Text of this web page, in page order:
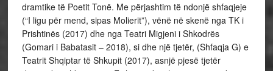
dramtike të Poetit Tonë. Me përjashtim të ndonjë shfaqjeje
(“I ligu për mend, sipas Molierit”), vënë në skenë nga TK i
Prishtinës (2017) dhe nga Teatri Migjeni i Shkodrës
(Gomari i Babatasit – 2018), si dhe një tjetër, (Shfaqja G) e
Teatrit Shqiptar të Shkupit (2017), asnjë pjesë tjetër